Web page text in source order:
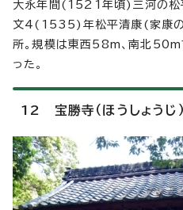
大永年間(1521年頃)三河の松
文4(1535)年松平清康(家康の
所。規模は東西58m、南北50m
った。
12 宝勝寺（ほうしょうじ）